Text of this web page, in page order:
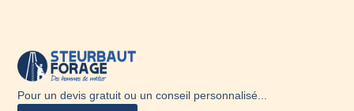
Pour un devis gratuit ou un conseil personnalisé...